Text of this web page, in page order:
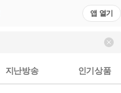
앱 열기
지난방송 인기상품